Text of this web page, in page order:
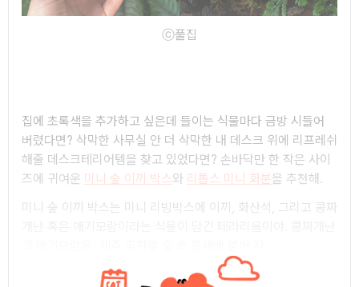
ⓒ풀집
집에 초록색을 추가하고 싶은데 들이는 식물마다 금방 시들어
버렸다면? 삭막한 사무실 안 더 삭막한 내 데스크 위에 리프레쉬
해줄 데스크테리어템을 찾고 있었다면? 손바닥만 한 작은 사이
즈에 귀여운 미니 숲 이끼 박스와 리톱스 미니 화분을 추천해.
미니 숲 이끼 박스는 미니 리빙박스에 이끼, 화산석, 그리고 콩짜